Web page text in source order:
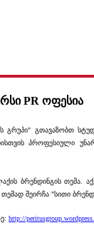
PR ოფესია
გრუპი" გთავაზობთ
პროფესიული
ბრენდინგის თემა.
შეირჩა "სითი
http://